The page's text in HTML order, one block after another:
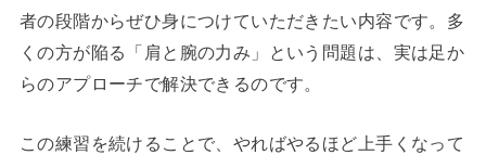
者の段階からぜひ身につけていただきたい内容です。多
くの方が陥る「肩と腕の力み」という問題は、実は足か
らのアプローチで解決できるのです。
この練習を続けることで、やればやるほど上手くなって